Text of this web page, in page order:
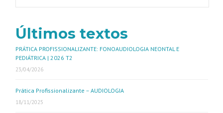
Últimos textos
PRÁTICA PROFISSIONALIZANTE: FONOAUDIOLOGIA NEONTAL E
PEDIÁTRICA | 2026 T2
23/04/2026
Prática Profissionalizante – AUDIOLOGIA
18/11/2025